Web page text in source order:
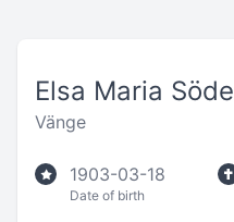
Elsa Maria
Vänge
1903-03-18
Date of birth